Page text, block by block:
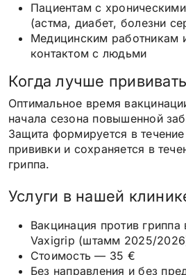
Пациентам с
(астма, диабет, болезни
Медицинским работникам
контактом с людьми
Когда лучше
Оптимальное время
начала сезона повышенной
Защита формируется в
прививки и сохраняется в
гриппа.
Услуги в нашей
Вакцинация против
Vaxigrip (штамм 2025/
Стоимость — 35 €
Без направления и без